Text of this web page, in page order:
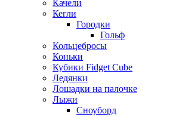
Качели
Кегли
Городки
Гольф
Кольцебросы
Коньки
Кубики Fidget Cube
Ледянки
Лошадки на палочке
Лыжи
Сноуборд